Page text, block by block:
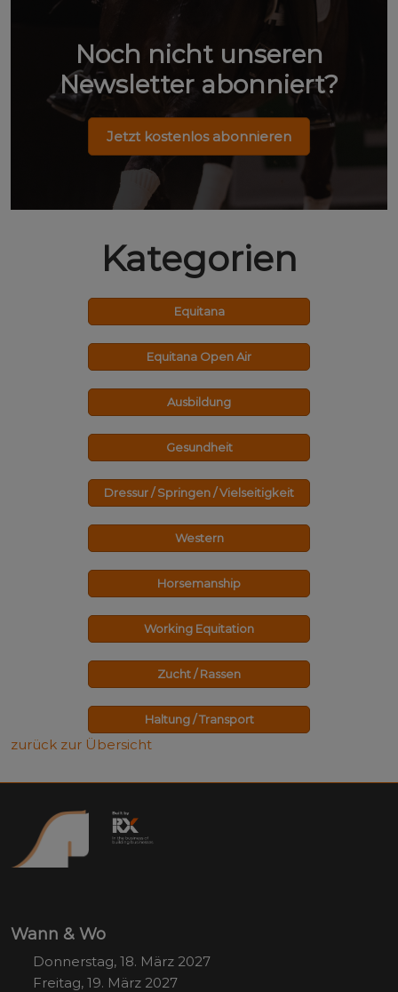
Noch nicht unseren
Newsletter abonniert?
Jetzt kostenlos abonnieren
Kategorien
Equitana
Equitana Open Air
Ausbildung
Gesundheit
Dressur / Springen / Vielseitigkeit
Western
Horsemanship
Working Equitation
Zucht / Rassen
Haltung / Transport
zurück zur Übersicht
Wann & Wo
Donnerstag, 18. März 2027
Freitag, 19. März 2027